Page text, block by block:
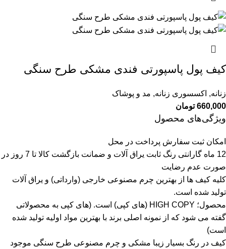
کیف پول پاسپورتی فندی مشکی طرح سنگی
زنانه, اکسسوری زنانه, مد و پوشاک
660,000 تومان
ویژگی‌های محصول
امکان ثبت سفارش پرداخت در محل
12 ماه گارانتی رنگ ثابت یراق آلات و ضمانت بازگشت کالا تا 7 روز در
صورت عدم رضایت
کلیه کیف ها از بهترین چرم مصنوعی خارجی (وارداتی) و یراق آلات
تولید شده است.
محصول؛ HIGH COPY (های کپی) است.
(های کپی به محصولاتی
گفته می شود که از نمونه اصلی برند با بهترین مواد اولیه تولید شده
است)
کیف در رنگ بسیار زیبا مشکی و چرم مصنوعی طرح سنگی موجود